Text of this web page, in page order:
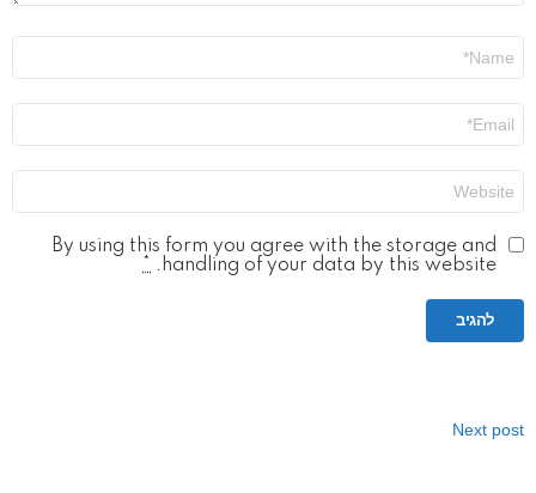
By using this form you agree with the storage and
handling of your data by this website.
Next post